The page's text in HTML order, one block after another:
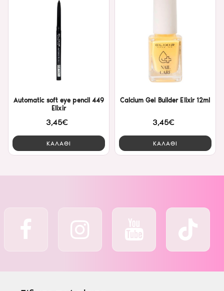
Automatic soft eye pencil 449
Elixir
3,45€
ΚΑΛΑΘΙ
Calcium Gel Builder Elixir 12ml
3,45€
ΚΑΛΑΘΙ